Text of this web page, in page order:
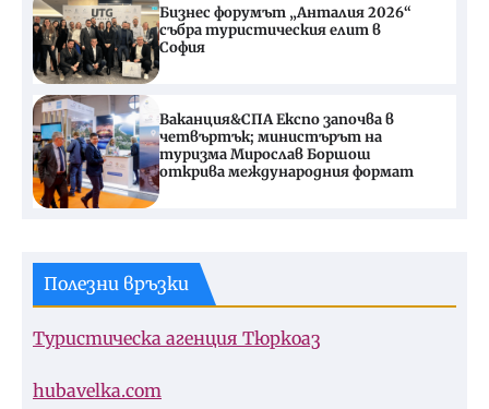
Бизнес форумът „Анталия 2026“
събра туристическия елит в
София
Ваканция&СПА Експо започва в
четвъртък; министърът на
туризма Мирослав Боршош
открива международния формат
Полезни връзки
Туристическа агенция Тюркоаз
hubavelka.com